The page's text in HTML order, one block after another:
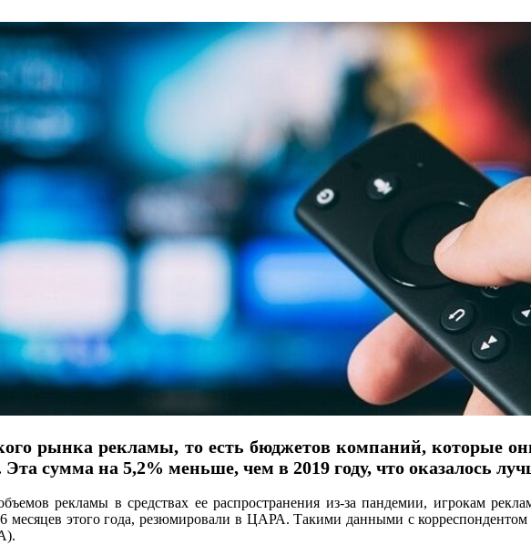
рынка рекламы, то есть бюджетов компаний, которые
сумма на 5,2% меньше, чем в 2019 году, что оказалось
рекламы в средствах ее распространения из-за пандемии, игрокам
месяцев этого года, резюмировали в ЦАРА. Такими данными с